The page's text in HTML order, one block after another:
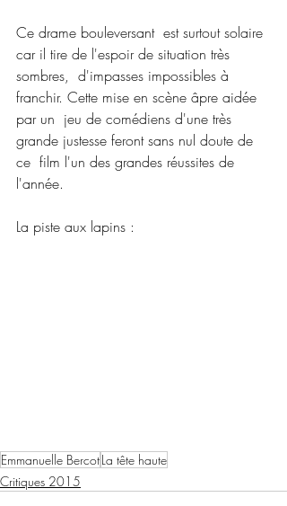
Ce drame bouleversant  est surtout solaire
car il tire de l'espoir de situation très
sombres,  d'impasses impossibles à
franchir. Cette mise en scène âpre aidée
par un  jeu de comédiens d'une très
grande justesse feront sans nul doute de
ce  film l'un des grandes réussites de
l'année.
La piste aux lapins :
Emmanuelle BercotLa tête haute
Critiques 2015